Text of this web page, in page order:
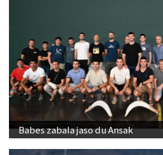
Babes zabala jaso du Ansak